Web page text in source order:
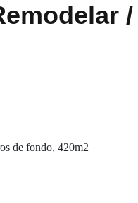
/
de fondo, 420m2